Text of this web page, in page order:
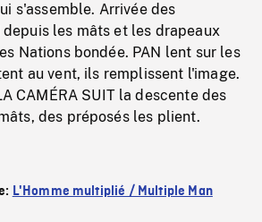
s'assemble. Arrivée des
depuis les mâts et les drapeaux
Nations bondée. PAN lent sur les
au vent, ils remplissent l'image.
CAMÉRA SUIT la descente des
des préposés les plient.
L'Homme multiplié / Multiple Man